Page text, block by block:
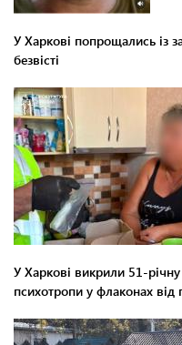
У Харкові попрощались із
безвісті
У Харкові викрили 51-
психотропи у флаконах